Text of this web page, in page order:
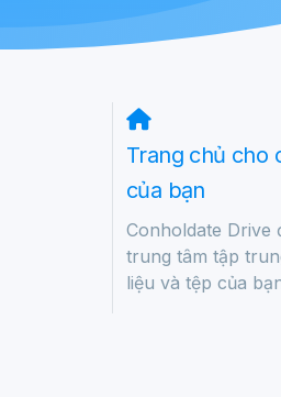
Trang chủ cho
của bạn
Conholdate Drive
trung tâm tập
liệu và tệp của